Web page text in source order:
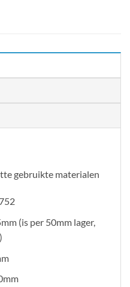
gebruikte materialen
(is per 50mm lager,